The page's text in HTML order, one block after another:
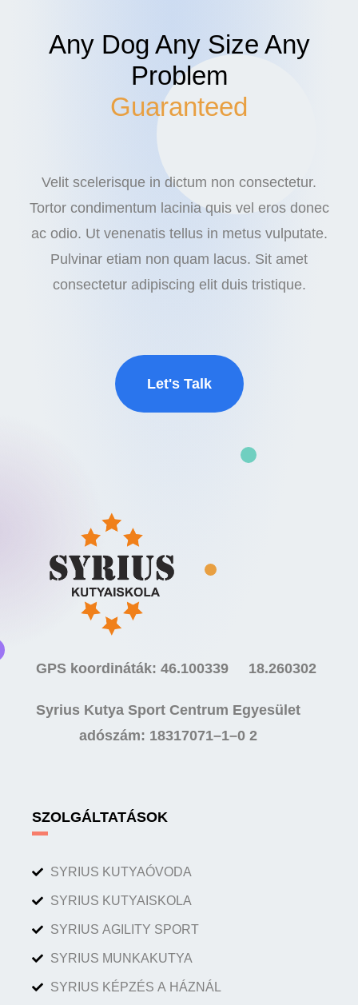
Any Dog Any Size Any
Problem
Guaranteed
Velit scelerisque in dictum non consectetur.
Tortor condimentum lacinia quis vel eros donec
ac odio. Ut venenatis tellus in metus vulputate.
Pulvinar etiam non quam lacus. Sit amet
consectetur adipiscing elit duis tristique.
Let's Talk
GPS koordináták: 46.100339 18.260302
Syrius Kutya Sport Centrum Egyesület
adószám: 18317071–1–0 2
SZOLGÁLTATÁSOK
SYRIUS KUTYAÓVODA
SYRIUS KUTYAISKOLA
SYRIUS AGILITY SPORT
SYRIUS MUNKAKUTYA
SYRIUS KÉPZÉS A HÁZNÁL